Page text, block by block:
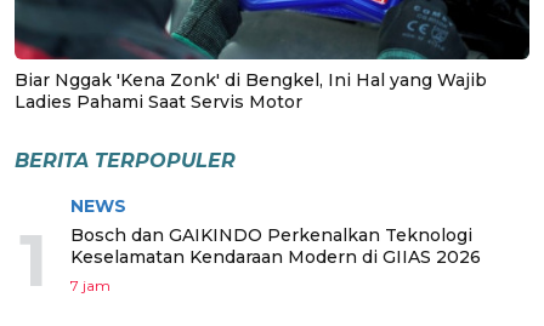
Biar Nggak 'Kena Zonk' di Bengkel, Ini Hal yang Wajib
Ladies Pahami Saat Servis Motor
BERITA TERPOPULER
1
NEWS
Bosch dan GAIKINDO Perkenalkan Teknologi
Keselamatan Kendaraan Modern di GIIAS 2026
7 jam